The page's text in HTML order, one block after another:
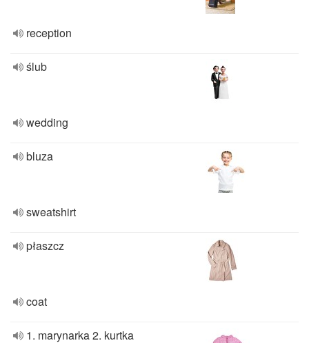
reception
ślub
wedding
bluza
sweatshirt
płaszcz
coat
1. marynarka 2. kurtka